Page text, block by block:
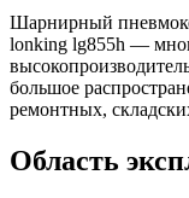
Шарнирный
lonking lg855h —
большое
ремонтных,
Область